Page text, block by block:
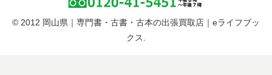
© 2012 岡山県｜専門書・古書・古本の出張買取店｜eライフブッ
クス.